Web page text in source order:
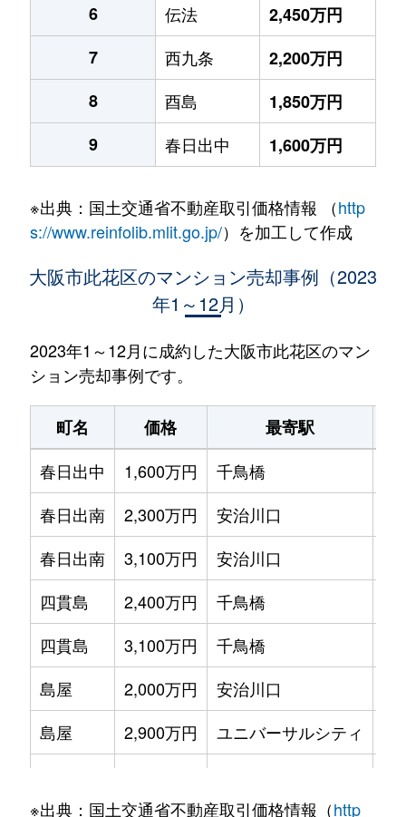
6
伝法
2,450万円
7
西九条
2,200万円
8
酉島
1,850万円
9
春日出中 1,600万円
※出典：国土交通省不動産取引価格情報 （http
s://www.reinfolib.mlit.go.jp/）を加工して作成
大阪市此花区のマンション売却事例（2023
年1～12月）
2023年1～12月に成約した大阪市此花区のマン
ション売却事例です。
町名 価格 最寄駅
春日出中
1,600万円 千鳥橋
春日出南
2,300万円 安治川口
春日出南
3,100万円 安治川口
四貫島
2,400万円 千鳥橋
四貫島
3,100万円 千鳥橋
島屋
2,000万円 安治川口
島屋
2,900万円 ユニバーサルシティ
※出典：国土交通省不動産取引価格情報（http